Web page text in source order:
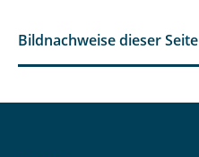
Bildnachweise dieser Seite